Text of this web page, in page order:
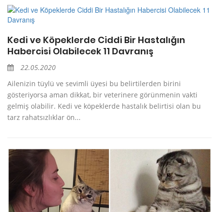
Kedi ve Köpeklerde Ciddi Bir Hastalığın
Habercisi Olabilecek 11 Davranış
22.05.2020
Ailenizin tüylü ve sevimli üyesi bu belirtilerden birini
gösteriyorsa aman dikkat, bir veterinere görünmenin vakti
gelmiş olabilir. Kedi ve köpeklerde hastalık belirtisi olan bu
tarz rahatsızlıklar ön...